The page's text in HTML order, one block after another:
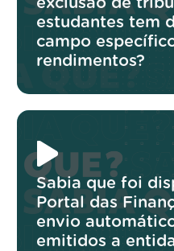
estudantes tem
campo
rendimentos?
Sabia que foi
Portal das
envio
emitidos a